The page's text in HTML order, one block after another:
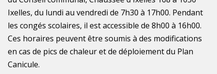
Ixelles, du lundi au vendredi de 7h30 à 17h00. Pendant
les congés scolaires, il est accessible de 8h00 à 16h00.
Ces horaires peuvent être soumis à des modifications
en cas de pics de chaleur et de déploiement du Plan
Canicule.